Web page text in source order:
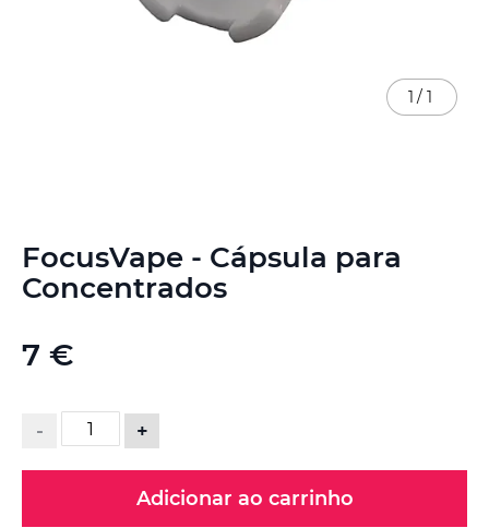
FocusVape - Cápsula para
Concentrados
7 €
- +
Adicionar ao carrinho
1 / 1
para
o
início
Galeria
de